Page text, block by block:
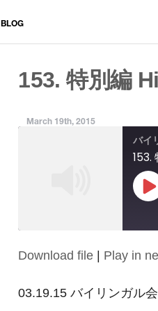
BLOG
153. 特別編
March 19th, 2015
バイ
153.
SHARE
LINK
Download file | Play in
03.19.15 バイリンガル